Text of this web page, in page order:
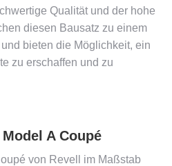
Qualität und der hohe
diesen Bausatz zu einem
bieten die Möglichkeit, ein
zu erschaffen und zu
A Coupé
von Revell im Maßstab